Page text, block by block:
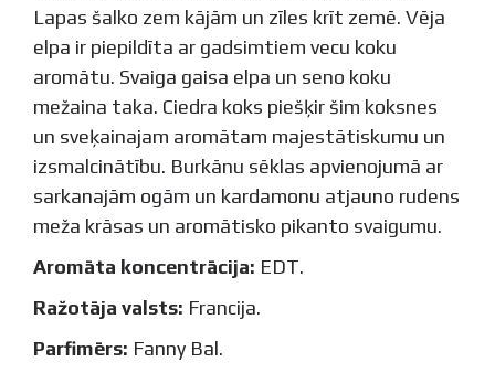
Lapas šalko zem kājām un zīles krīt zemē. Vēja
elpa ir piepildīta ar gadsimtiem vecu koku
aromātu. Svaiga gaisa elpa un seno koku
mežaina taka. Ciedra koks piešķir šim koksnes
un sveķainajam aromātam majestātiskumu un
izsmalcinātību. Burkānu sēklas apvienojumā ar
sarkanajām ogām un kardamonu atjauno rudens
meža krāsas un aromātisko pikanto svaigumu.
Aromāta koncentrācija: EDT.
Ražotāja valsts: Francija.
Parfimērs: Fanny Bal.